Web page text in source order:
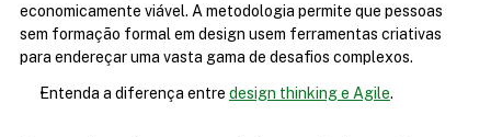
economicamente viável. A metodologia permite que pessoas
sem formação formal em design usem ferramentas criativas
para endereçar uma vasta gama de desafios complexos.
Entenda a diferença entre design thinking e Agile.